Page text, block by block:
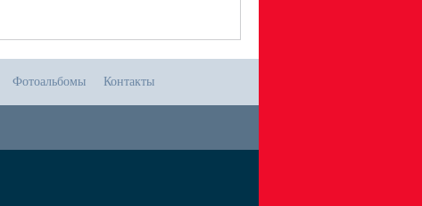
Фотоальбомы Контакты